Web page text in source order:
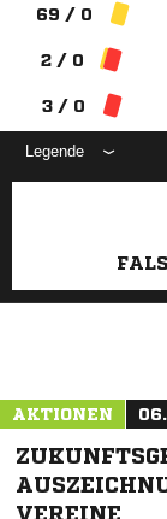
69 / 0
2 / 0
3 / 0
Legende
AKTIONEN
VEREINE